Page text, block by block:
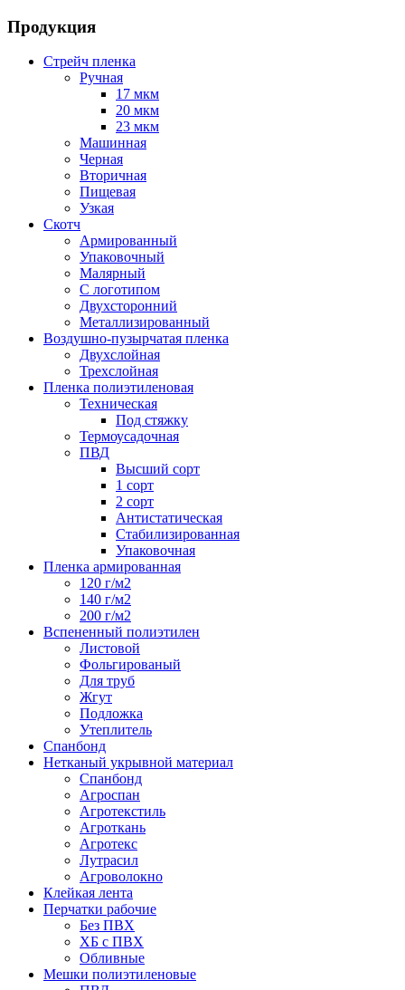
Продукция
Стрейч пленка
Ручная
17 мкм
20 мкм
23 мкм
Машинная
Черная
Вторичная
Пищевая
Узкая
Скотч
Армированный
Упаковочный
Малярный
С логотипом
Двухсторонний
Металлизированный
Воздушно-пузырчатая пленка
Двухслойная
Трехслойная
Пленка полиэтиленовая
Техническая
Под стяжку
Термоусадочная
ПВД
Высший сорт
1 сорт
2 сорт
Антистатическая
Стабилизированная
Упаковочная
Пленка армированная
120 г/м2
140 г/м2
200 г/м2
Вспененный полиэтилен
Листовой
Фольгированый
Для труб
Жгут
Подложка
Утеплитель
Спанбонд
Нетканый укрывной материал
Спанбонд
Агроспан
Агротекстиль
Агроткань
Агротекс
Лутрасил
Агроволокно
Клейкая лента
Перчатки рабочие
Без ПВХ
ХБ с ПВХ
Обливные
Мешки полиэтиленовые